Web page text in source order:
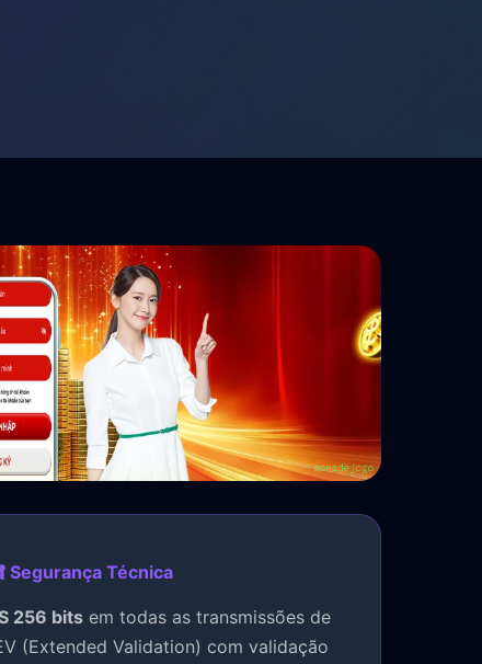
Segurança Técnica
256 bitsem todas as transmissões de
(Extended Validation) com validação